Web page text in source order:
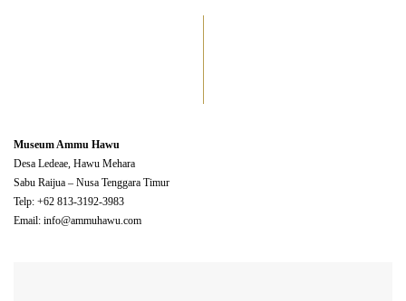
Museum Ammu Hawu
Desa Ledeae, Hawu Mehara
Sabu Raijua – Nusa Tenggara Timur
Telp: +62 813-3192-3983
Email: info@ammuhawu.com